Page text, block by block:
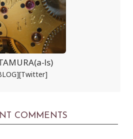
ls)
[Twitter]
COMMENTS